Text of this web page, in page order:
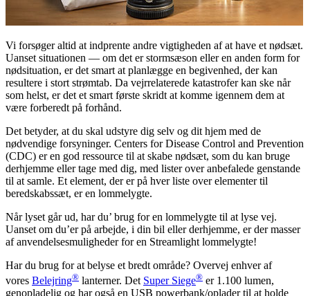
Vi forsøger altid at indprente andre vigtigheden af ​​at have et nødsæt.
Uanset situationen — om det er stormsæson eller en anden form for
nødsituation, er det smart at planlægge en begivenhed, der kan
resultere i stort strømtab. Da vejrrelaterede katastrofer kan ske når
som helst, er det et smart første skridt at komme igennem dem at
være forberedt på forhånd.
Det betyder, at du skal udstyre dig selv og dit hjem med de
nødvendige forsyninger. Centers for Disease Control and Prevention
(CDC) er en god ressource til at skabe nødsæt, som du kan bruge
derhjemme eller tage med dig, med lister over anbefalede genstande
til at samle. Et element, der er på hver liste over elementer til
beredskabssæt, er en lommelygte.
Når lyset går ud, har du’ brug for en lommelygte til at lyse vej.
Uanset om du’er på arbejde, i din bil eller derhjemme, er der masser
af anvendelsesmuligheder for en Streamlight lommelygte!
Har du brug for at belyse et bredt område? Overvej enhver af
vores Belejring® lanterner. Det Super Siege® er 1.100 lumen,
genopladelig og har også en USB powerbank/oplader til at holde